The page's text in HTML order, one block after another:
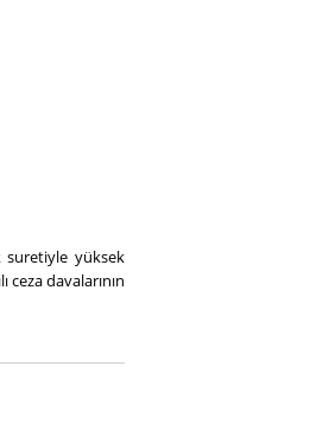
suretiyle yüksek
davalarının